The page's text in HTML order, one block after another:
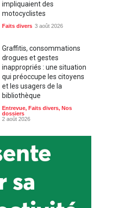
impliquaient des
motocyclistes
Faits divers 3 août 2026
Graffitis, consommations
drogues et gestes
inappropriés : une situation
qui préoccupe les citoyens
et les usagers de la
bibliothèque
Entrevue, Faits divers, Nos
dossiers
2 août 2026